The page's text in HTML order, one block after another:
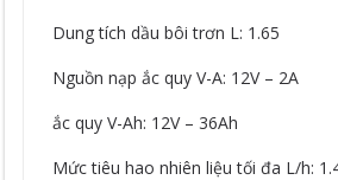
Dung tích dầu bôi trơn L: 1.65
Nguồn nạp ắc quy V-A: 12V – 2A
ắc quy V-Ah: 12V – 36Ah
Mức tiêu hao nhiên liệu tối đa L/h: